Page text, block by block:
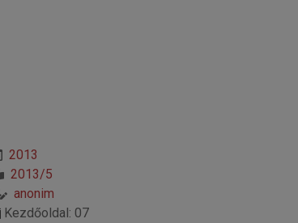
2013
2013/5
anonim
Kezdőoldal: 07